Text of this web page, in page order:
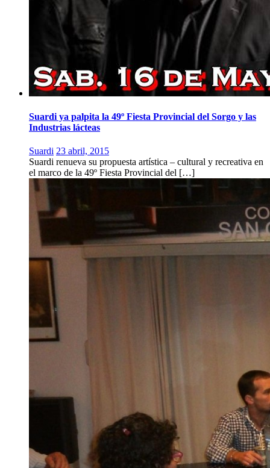
Suardi ya palpita la 49º Fiesta Provincial del Sorgo y las
Industrias lácteas
Suardi 23 abril, 2015
Suardi renueva su propuesta artística – cultural y recreativa en
el marco de la 49º Fiesta Provincial del […]